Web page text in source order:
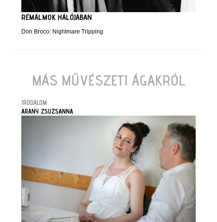
RÉMÁLMOK HÁLÓJÁBAN
Don Broco: Nightmare Tripping
MÁS MŰVÉSZETI ÁGAKRÓL
IRODALOM
ARANY ZSUZSANNA